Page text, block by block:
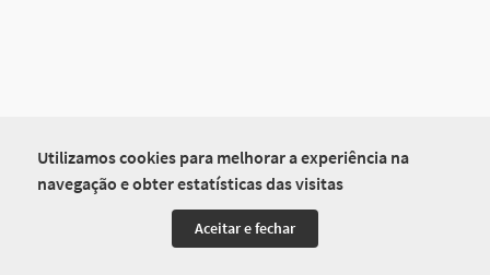
Utilizamos cookies para melhorar a experiência na
navegação e obter estatísticas das visitas
Aceitar e fechar